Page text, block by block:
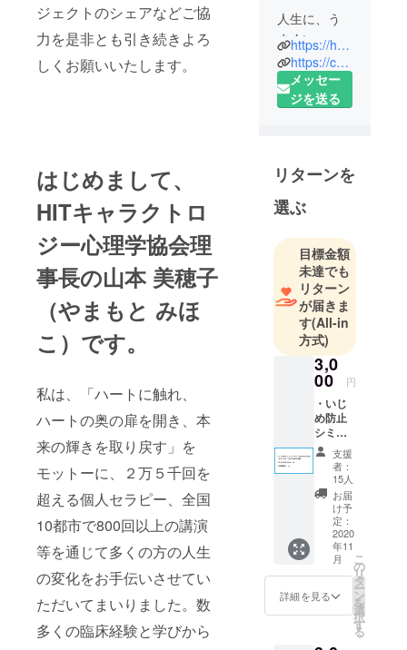
ジェクトのシェアなどご協
力を是非とも引き続きよろ
しくお願いいたします。
はじめまして、
HITキャラクトロ
ジー心理学協会理
事長の山本 美穂子
（やまもと みほ
こ）です。
私は、「ハートに触れ、
ハートの奥の扉を開き、本
来の輝きを取り戻す」を
モットーに、２万５千回を
超える個人セラピー、全国
10都市で800回以上の講演
等を通じて多くの方の人生
の変化をお手伝いさせてい
ただいてまいりました。数
多くの臨床経験と学びから
人生に、う
まくいって
いないこと
はありませ
んか？
人生ってこ
んなに苦し
いんだろ
う」
私がそう感
じたのは、
９歳のとき
でした。
どうしたら
人生がうま
くいくの
か、どうし
たらもっと
楽に生きら
れるのか
それが知り
たくて、私
は
通っていた
小学校の図
書館の本を
https://heartintouch.net/
https://characterogy.com/
メッセー
ジを送る
リターンを
選ぶ
目標金額
未達でも
リターン
が届きま
す(All-in
方式)
3,0
00 円
・いじ
め防止
シミュ
レー
ター
「Heart
in
Touch
」のエ
ンド
ロール
にお名
前を掲
載 （ご
支援時
には備
支援
者：
15人
お届
け予
定：
2020
年11
月
詳細を見る
こ
の
リ
タ
ー
ン
を
選
択
す
る